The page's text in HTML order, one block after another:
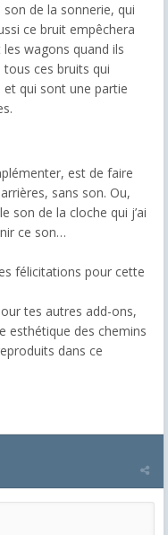
de la sonnerie, qui
ce bruit empêchera
wagons quand ils
ces bruits qui
qui sont une partie
est de faire
sans son. Ou,
son de la cloche qui j’ai
ce son…
félicitations pour cette
tes autres add-ons,
esthétique des chemins
dans ce